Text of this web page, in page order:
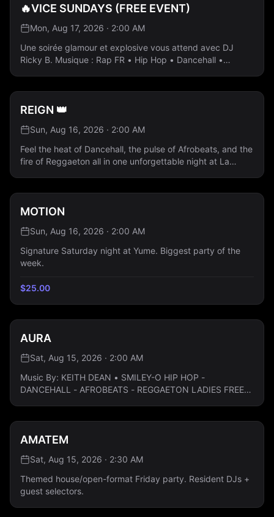
🔥VICE SUNDAYS (FREE EVENT)
Mon, Aug 17, 2026 · 2:00 AM
Une soirée glamour et explosive vous attend avec DJ
Ricky B. Musique : Rap FR • Hip Hop • Dancehall •
REIGN 👑
Sun, Aug 16, 2026 · 2:00 AM
Feel the heat of Dancehall, the pulse of Afrobeats, and the
fire of Reggaeton all in one unforgettable night at La
MOTION
Sun, Aug 16, 2026 · 2:00 AM
Signature Saturday night at Yume. Biggest party of the
week.
$25.00
AURA
Sat, Aug 15, 2026 · 2:00 AM
Music By: KEITH DEAN • SMILEY-O HIP HOP -
DANCEHALL - AFROBEATS - REGGAETON LADIES FREE
AMATEM
Sat, Aug 15, 2026 · 2:30 AM
Themed house/open-format Friday party. Resident DJs +
guest selectors.